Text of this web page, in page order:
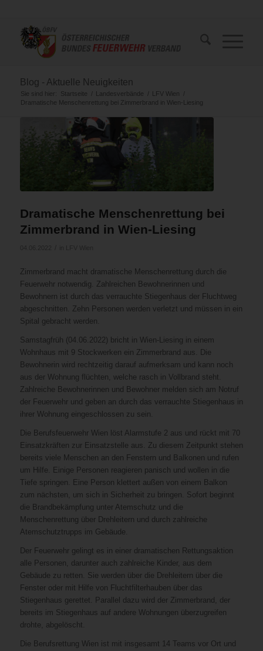
Blog - Aktuelle Neuigkeiten
Sie sind hier: Startseite / Landesverbände / LFV Wien
/
Dramatische Menschenrettung bei Zimmerbrand in Wien-Liesing
Dramatische Menschenrettung bei
Zimmerbrand in Wien-Liesing
Zimmerbrand macht dramatische Menschenrettung durch die
Feuerwehr notwendig. Zahlreichen Bewohnerinnen und
Bewohnern ist durch das verrauchte Stiegenhaus der Fluchtweg
abgeschnitten. Zehn Personen werden verletzt und müssen in ein
Spital gebracht werden.
Samstagfrüh (04.06.2022) bricht in Wien-Liesing in einem
Wohnhaus mit 9 Stockwerken ein Zimmerbrand aus. Die
Bewohnerin wird rechtzeitig darauf aufmerksam und kann noch
aus der Wohnung flüchten, welche rasch in Vollbrand steht.
Zahlreiche Bewohnerinnen und Bewohner melden sich am Notruf
der Feuerwehr und geben an durch das verrauchte Stiegenhaus in
ihrer Wohnung eingeschlossen zu sein.
Die Berufsfeuerwehr Wien löst Alarmstufe 2 aus und rückt mit 70
Einsatzkräften zur Einsatzstelle aus. Zu diesem Zeitpunkt stehen
bereits viele Menschen an den Fenstern und Balkonen und rufen
um Hilfe. Einige Personen reagieren panisch und wollen in die
Tiefe springen. Eine Person klettert außen von einem Balkon
zum nächsten, um sich in Sicherheit zu bringen. Sofort beginnt
die Brandbekämpfung unter Atemschutz und die
Menschenrettung über Drehleitern und durch zahlreiche
Atemschutztrupps im Gebäude.
Der Feuerwehr gelingt es in einer dramatischen Rettungsaktion
alle Personen, darunter auch zahlreiche Kinder, aus dem
Gebäude zu retten. Sie werden über die Drehleitern über die
Fenster oder mit Hilfe von Fluchtfilterhauben über das
Stiegenhaus gerettet. Parallel dazu wird der Zimmerbrand, der
bereits im Stiegenhaus auf andere Wohnungen überzugreifen
drohte, abgelöscht.
Die Berufsrettung Wien ist mit insgesamt 14 Teams vor Ort und